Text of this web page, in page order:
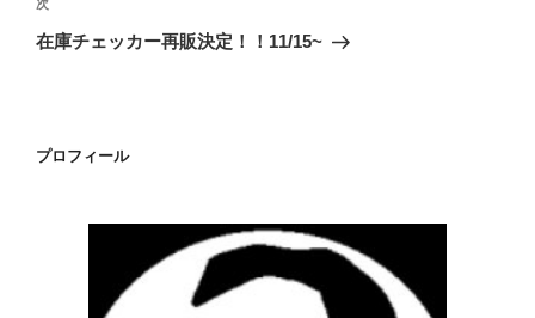
ゲ
ン
次
の
次
在庫チェッカー再販決定！！11/15~
プロフィール